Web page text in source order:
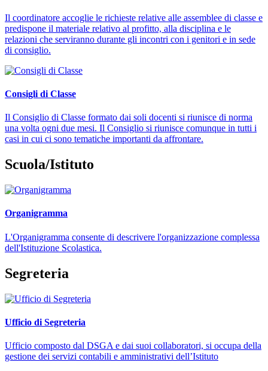
Il coordinatore accoglie le richieste relative alle assemblee di classe e
predispone il materiale relativo al profitto, alla disciplina e le
relazioni che serviranno durante gli incontri con i genitori e in sede
di consiglio.
Consigli di Classe
Il Consiglio di Classe formato dai soli docenti si riunisce di norma
una volta ogni due mesi. Il Consiglio si riunisce comunque in tutti i
casi in cui ci sono tematiche importanti da affrontare.
Scuola/Istituto
Organigramma
L'Organigramma consente di descrivere l'organizzazione complessa
dell'Istituzione Scolastica.
Segreteria
Ufficio di Segreteria
Ufficio composto dal DSGA e dai suoi collaboratori, si occupa della
gestione dei servizi contabili e amministrativi dell’Istituto